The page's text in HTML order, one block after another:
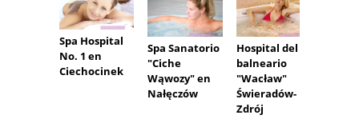
Spa Hospital
No. 1 en
Ciechocinek
Spa Sanatorio
"Ciche
Wąwozy" en
Nałęczów
Hospital del
balneario
"Wacław"
Świeradów-
Zdrój